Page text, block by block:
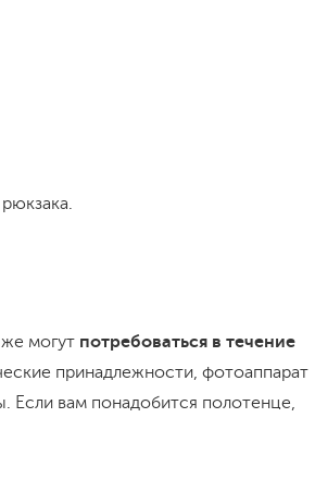
могут потребоваться в течение
принадлежности, фотоаппарат
Если вам понадобится полотенце,